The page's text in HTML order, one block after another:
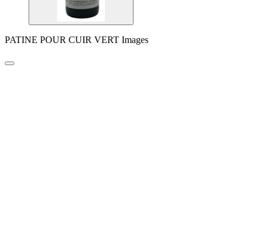
PATINE POUR CUIR VERT Images